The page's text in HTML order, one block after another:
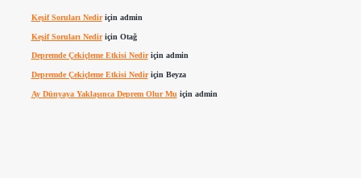
Keşif Soruları Nediriçin admin
Keşif Soruları Nediriçin Otağ
Depremde Çekiçleme Etkisi Nediriçin admin
Depremde Çekiçleme Etkisi Nediriçin Beyza
Ay Dünyaya Yaklaşınca Deprem Olur Mu için admin